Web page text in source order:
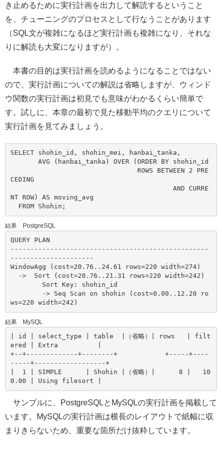
き止めるために実行計画を出力して解読するということ
を、チューニングのプロセスとして行なうことがあります
（SQL文が複雑になるほど実行計画も複雑になり、それな
りに解読も大変になりますが）。
本書の目的は実行計画を読めるようになることではない
ので、実行計画についての解説は省略しますが、ウィンド
ウ関数の実行計画は初見でも意味がわかるくらい簡単で
す。試しに、本章の最初で見た移動平均のクエリについて
実行計画を見てみましょう。
SELECT shohin_id, shohin_mei, hanbai_tanka,
CEDING
NT ROW) AS moving_avg
結果 PostgreSQL
QUERY PLAN
--------------------------------------------------
---------------------
WindowAgg (cost=20.76..24.61 rows=220 width=274)
結果 MySQL
| id | select_type | table  |（省略）| rows   | filt
ered | Extra          |
+--+-------------+--------+            +-----+----
-----+------------------+
|  1 | SIMPLE      | Shohin |（省略）|      8 |   10
サンプルに、PostgreSQLとMySQLの実行計画を掲載して
います。MySQLの実行計画は横長のレイアウトで紙幅に収
まりきらないため、重要な箇所だけ抜粋しています。